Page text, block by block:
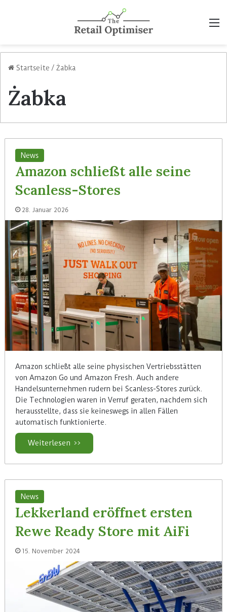
Startseite / Żabka
Żabka
News
Amazon schließt alle seine
Scanless-Stores
28. Januar 2026
Amazon schließt alle seine physischen Vertriebsstätten
von Amazon Go und Amazon Fresh. Auch andere
Handelsunternehmen rudern bei Scanless-Stores zurück.
Die Technologien waren in Verruf geraten, nachdem sich
herausstellte, dass sie keineswegs in allen Fällen
automatisch funktionierte.
Weiterlesen >>
News
Lekkerland eröffnet ersten
Rewe Ready Store mit AiFi
15. November 2024